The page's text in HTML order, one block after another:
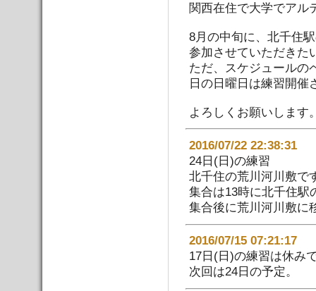
関西在住で大学でアル
8月の中旬に、北千住
参加させていただきた
ただ、スケジュールの
日の日曜日は練習開催
よろしくお願いします
2016/07/22
24日(日)の練習
北千住の荒川河川敷で
集合は13時に北千住駅
集合後に荒川河川敷に
2016/07/15
17日(日)の練習は休み
次回は24日の予定。